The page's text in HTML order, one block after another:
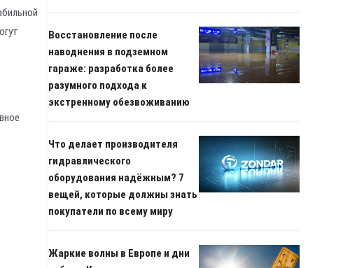
Восстановление после
наводнения в подземном
гараже: разработка более
разумного подхода к
экстренному обезвоживанию
Что делает производителя
гидравлического
оборудования надёжным? 7
вещей, которые должны знать
покупатели по всему миру
Жаркие волны в Европе и дни